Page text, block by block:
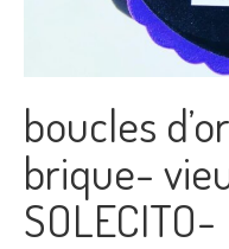
boucles
brique-
SOLECITO-